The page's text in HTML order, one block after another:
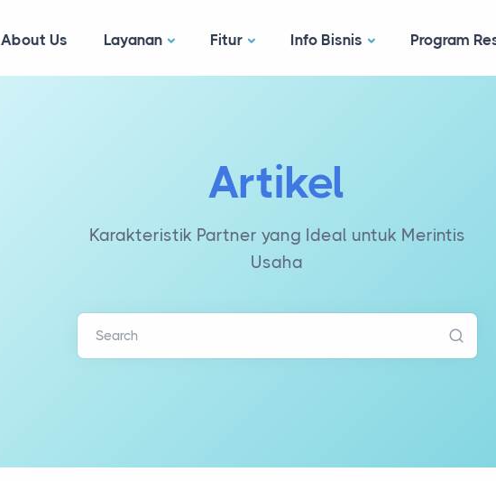
About Us Layanan Fitur Info Bisnis Program
Artikel
Karakteristik Partner yang Ideal untuk Merintis
Usaha
Search